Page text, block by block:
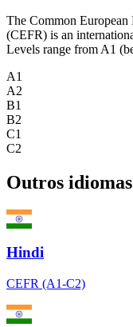
The Common
(CEFR) is an
Levels range from A1
A1
A2
B1
B2
C1
C2
Outros
Hindi
CEFR (A1-C2)